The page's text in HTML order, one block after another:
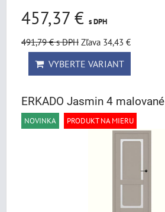
457,37 € s DPH
491,79 €s DPH Zľava 34,43 €
VYBERTE VARIANT
ERKADO Jasmin 4 malované
NOVINKA PRODUKT NA MIERU